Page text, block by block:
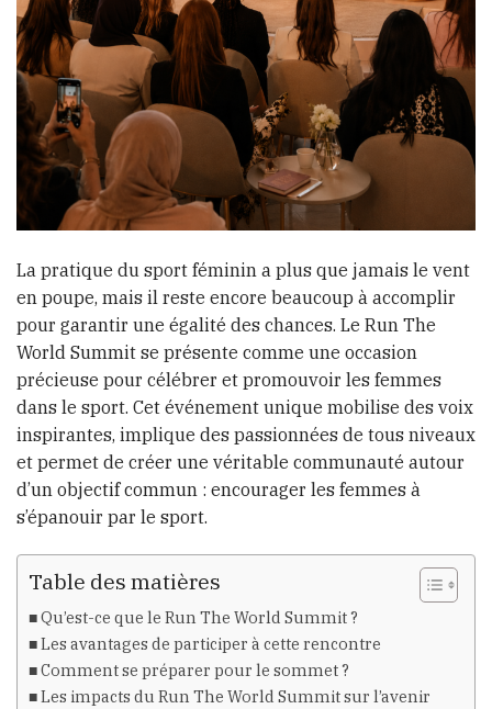
La pratique du sport féminin a plus que jamais le vent
en poupe, mais il reste encore beaucoup à accomplir
pour garantir une égalité des chances. Le Run The
World Summit se présente comme une occasion
précieuse pour célébrer et promouvoir les femmes
dans le sport. Cet événement unique mobilise des voix
inspirantes, implique des passionnées de tous niveaux
et permet de créer une véritable communauté autour
d’un objectif commun : encourager les femmes à
s’épanouir par le sport.
Table des matières
Qu’est-ce que le Run The World Summit ?
Les avantages de participer à cette rencontre
Comment se préparer pour le sommet ?
Les impacts du Run The World Summit sur l’avenir